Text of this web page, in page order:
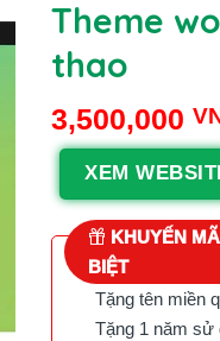
Theme
thao
3,500,000
XEM
KHUYẾN
BIỆT
Tặng tên miền
Tặng 1 năm sử